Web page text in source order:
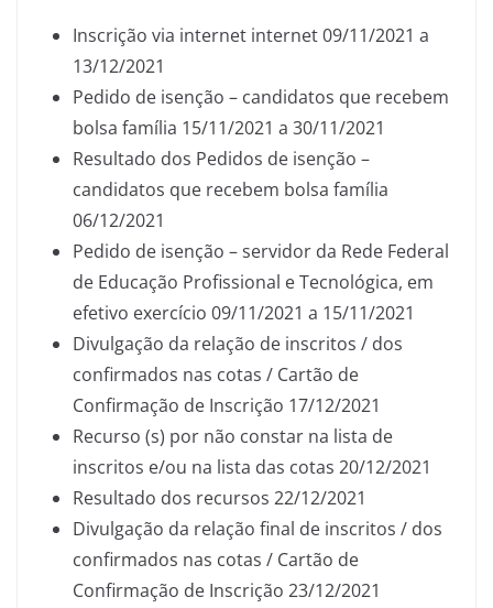
Inscrição via internet internet 09/11/2021 a
13/12/2021
Pedido de isenção – candidatos que recebem
bolsa família 15/11/2021 a 30/11/2021
Resultado dos Pedidos de isenção –
candidatos que recebem bolsa família
06/12/2021
Pedido de isenção – servidor da Rede Federal
de Educação Profissional e Tecnológica, em
efetivo exercício 09/11/2021 a 15/11/2021
Divulgação da relação de inscritos / dos
confirmados nas cotas / Cartão de
Confirmação de Inscrição 17/12/2021
Recurso (s) por não constar na lista de
inscritos e/ou na lista das cotas 20/12/2021
Resultado dos recursos 22/12/2021
Divulgação da relação final de inscritos / dos
confirmados nas cotas / Cartão de
Confirmação de Inscrição 23/12/2021